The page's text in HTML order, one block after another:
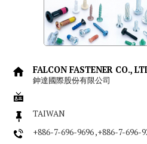
FALCON FASTENER CO.,
鉮達國際股份有限公司
TAIWAN
+886-7-696-9696 ,+886-7-696-